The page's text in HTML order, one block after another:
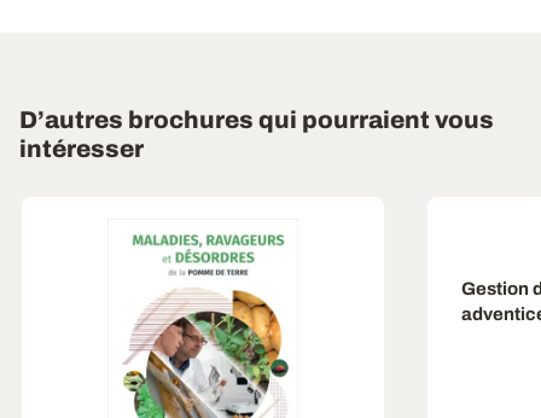
D’autres brochures qui pourraient vous
intéresser
Gestion